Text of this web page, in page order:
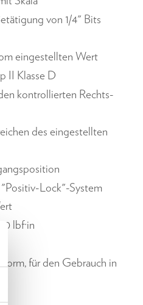
von 1/4" Bits
eingestellten Wert
II Klasse D
kontrollierten Rechts-
des eingestellten
Lock"-System
lbf·in
für den Gebrauch in